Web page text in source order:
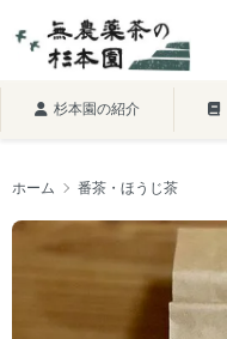
杉本園の紹介
ホーム 番茶・ほうじ茶